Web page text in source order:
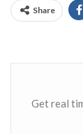
Share
Get real